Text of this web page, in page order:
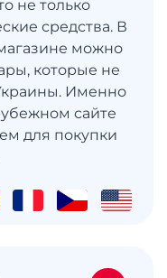
не только
средства. В
можно
которые не
Именно
сайте
для покупки